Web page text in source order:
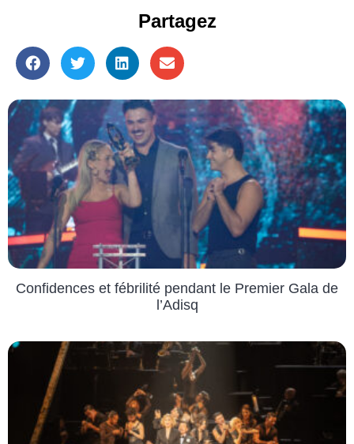
Partagez
Confidences et fébrilité pendant le Premier Gala de
l’Adisq